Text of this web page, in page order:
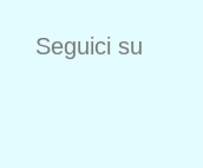
Seguici su